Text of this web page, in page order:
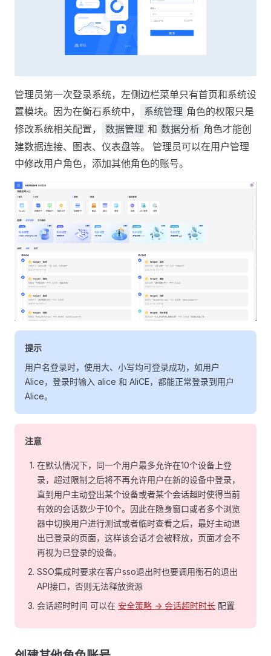
管理员第一次登录系统，左侧边栏菜单只有首页和系统设
置模块。因为在衡石系统中，
系统管理 角色的权限只是
修改系统相关配置，
数据管理 和 数据分析 角色才能创
建数据连接、图表、仪表盘等。 管理员可以在用户管理
中修改用户角色，添加其他角色的账号。
提示
用户名登录时，使用大、小写均可登录成功，如用户
Alice，登录时输入 alice 和 AliCE，都能正常登录到用户
Alice。
注意
在默认情况下，同一个用户最多允许在10个设备上登
录，超过限制之后将不再允许用户在新的设备中登录，
直到用户主动登出某个设备或者某个会话超时使得当前
有效的会话数少于10个。因此在隐身窗口或者多个浏览
器中切换用户进行测试或者临时查看之后，最好主动退
出已登录的页面，这样该会话才会被释放，页面才会不
再视为已登录的设备。
SSO集成时要求在客户sso退出时也要调用衡石的退出
API接口，否则无法释放资源
会话超时时间 可以在 安全策略 -> 会话超时时长 配置